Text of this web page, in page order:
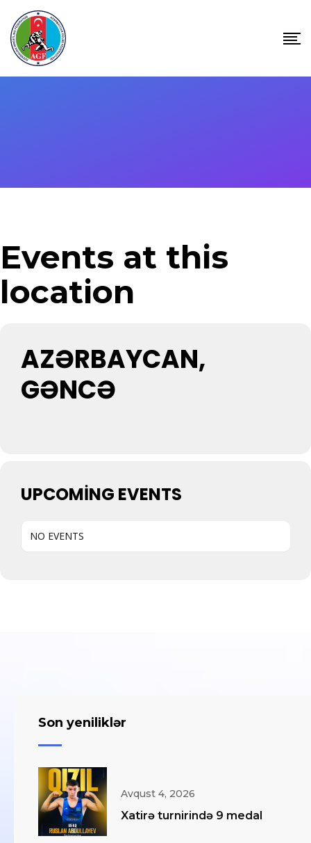
content
Events at this
location
AZƏRBAYCAN,
GƏNCƏ
UPCOMING EVENTS
NO EVENTS
Son yeniliklər
Avqust 4, 2026
Xatirə turnirində 9 medal